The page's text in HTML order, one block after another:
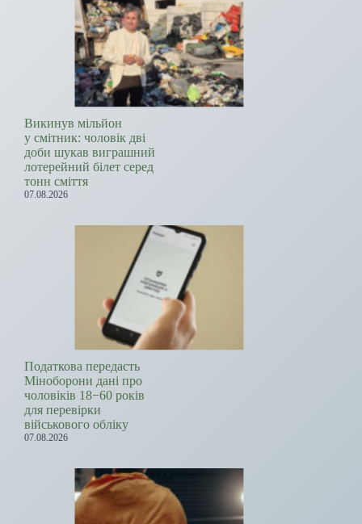
Викинув мільйон
у смітник: чоловік дві
доби шукав виграшний
лотерейний білет серед
тонн сміття
07.08.2026
Податкова передасть
Міноборони дані про
чоловіків 18−60 років
для перевірки
військового обліку
07.08.2026